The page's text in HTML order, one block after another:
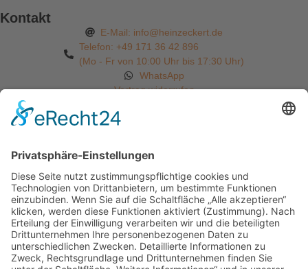
Kontakt
E-Mail: info@heinzeckert.de
Telefon: +49 171 36 42 896
(Mo - Fr von 10:00 Uhr bis 17:30 Uhr)
WhatsApp
Vertrag widerrufen
Informationen
Startseite
Kontakt
Impressum
Datenschutzerklärung